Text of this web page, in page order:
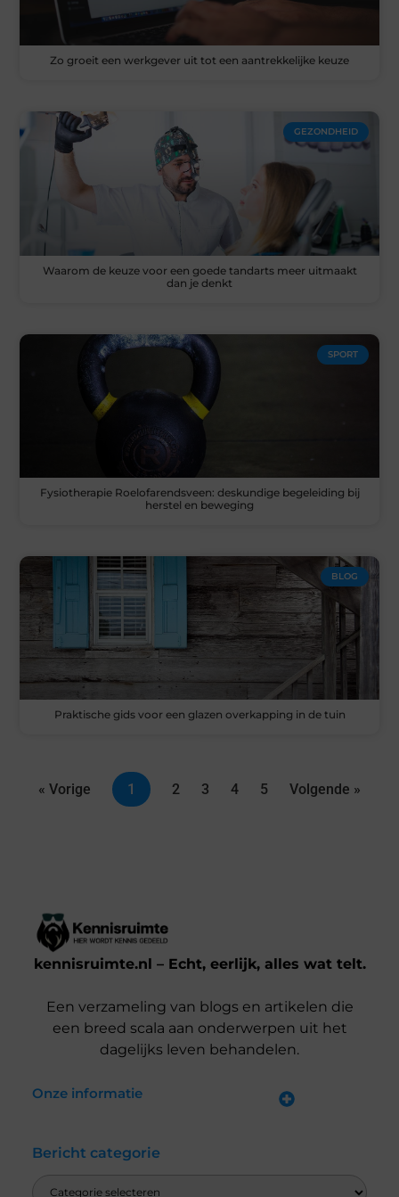
Zo groeit een werkgever uit tot een aantrekkelijke keuze
GEZONDHEID
Waarom de keuze voor een goede tandarts meer uitmaakt
dan je denkt
SPORT
Fysiotherapie Roelofarendsveen: deskundige begeleiding bij
herstel en beweging
BLOG
Praktische gids voor een glazen overkapping in de tuin
« Vorige 1 2 3 4 5 Volgende »
kennisruimte.nl – Echt, eerlijk, alles wat telt.
Een verzameling van blogs en artikelen die
een breed scala aan onderwerpen uit het
dagelijks leven behandelen.
Onze informatie
Bericht categorie